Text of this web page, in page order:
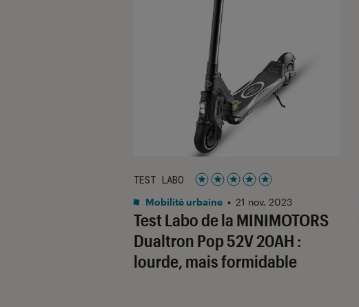
Test Labo de la MINIMOTORS
Dualtron Pop 52V 20AH :
lourde, mais formidable
TEST LABO
Noté 5 étoiles sur 5
Mobilité urbaine • 21 nov. 2023